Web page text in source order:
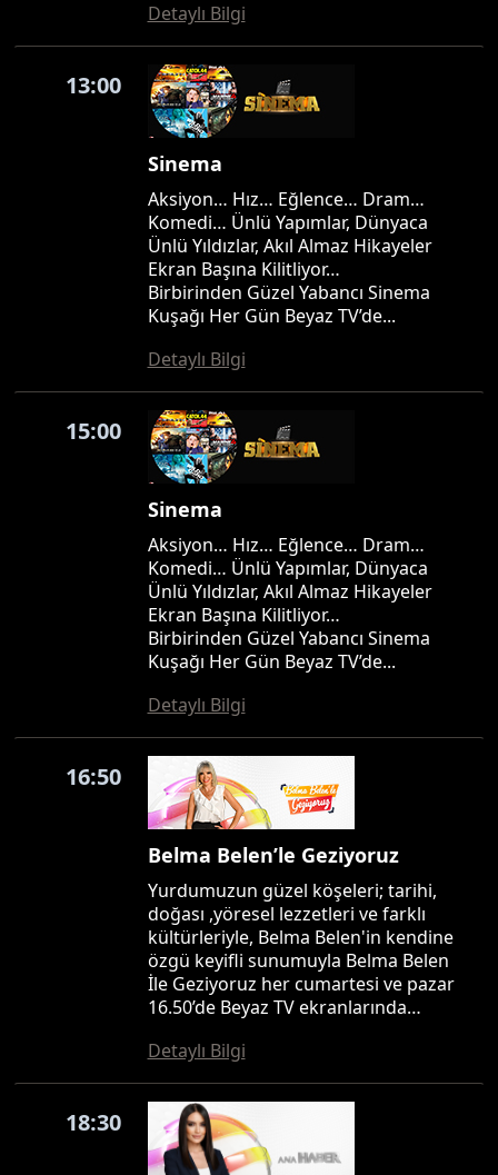
Detaylı Bilgi
13:00
Sinema
Aksiyon… Hız… Eğlence… Dram…
Komedi… Ünlü Yapımlar, Dünyaca
Ünlü Yıldızlar, Akıl Almaz Hikayeler
Ekran Başına Kilitliyor…
Birbirinden Güzel Yabancı Sinema
Kuşağı Her Gün Beyaz TV’de...
Detaylı Bilgi
15:00
Sinema
Aksiyon… Hız… Eğlence… Dram…
Komedi… Ünlü Yapımlar, Dünyaca
Ünlü Yıldızlar, Akıl Almaz Hikayeler
Ekran Başına Kilitliyor…
Birbirinden Güzel Yabancı Sinema
Kuşağı Her Gün Beyaz TV’de...
Detaylı Bilgi
16:50
Belma Belen’le Geziyoruz
Yurdumuzun güzel köşeleri; tarihi,
doğası ,yöresel lezzetleri ve farklı
kültürleriyle, Belma Belen'in kendine
özgü keyifli sunumuyla Belma Belen
İle Geziyoruz her cumartesi ve pazar
16.50’de Beyaz TV ekranlarında…
Detaylı Bilgi
18:30